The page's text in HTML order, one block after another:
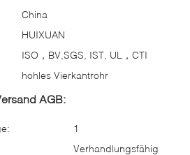
China
HUIXUAN
ISO，BV,SGS, IST, UL，CTI
hohles Vierkantrohr
AGB:
1
Verhandlungsfähig